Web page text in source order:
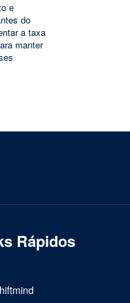
e
do
a taxa
manter
Rápidos